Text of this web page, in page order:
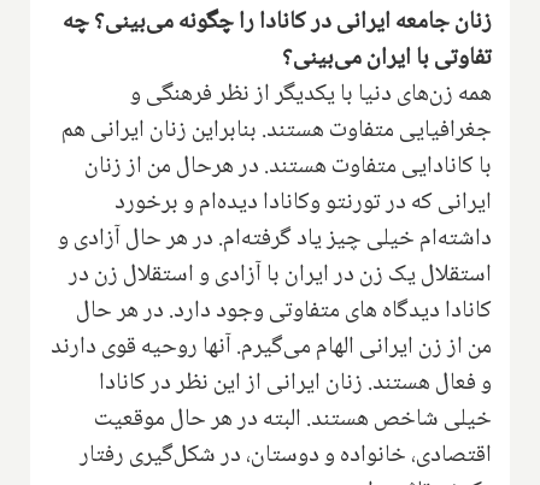
زنان جامعه ایرانی در کانادا را چگونه می‌بینی‌؟ ‌چه
تفاوتی با ایران می‌بینی؟
همه زن‌های دنیا با یکدیگر از نظر فرهنگی و
جغرافیایی متفاوت هستند‌. بنابراین زنان ایرانی هم
با کانادایی متفاوت هستند. در هرحال من از ‌زنان
ایرانی که‌ در تورنتو‌ وکانادا دیده‌ام و برخورد
داشته‌ام خیلی چیز یاد گرفته‌ام‌. در هر حال آزادی و
استقلال‌ یک زن در ایران با آزادی و استقلال زن در
کانادا‌ دید‌گاه های متفاوتی وجود دارد.‌ در هر حال
من از زن ایرانی الهام می‌گیرم‌. آنها روحیه‌ قوی دارند
و فعال هستند. زنان ایرانی از این نظر در کانادا
خیلی شاخص هستند.‌ البته در هر حال موقعیت
اقتصادی‌، خانواده و دوستان‌، در شکل‌گیری رفتار